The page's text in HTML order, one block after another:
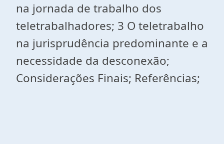
na jornada de trabalho dos
teletrabalhadores; 3 O teletrabalho
na jurisprudência predominante e a
necessidade da desconexão;
Considerações Finais; Referências;